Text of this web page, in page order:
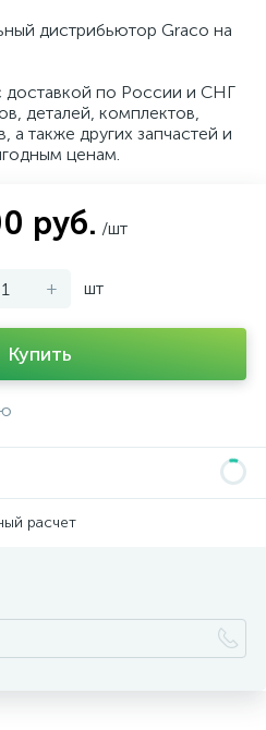
дистрибьютор Graco на
доставкой по России и СНГ
деталей, комплектов,
а также других запчастей и
ценам.
руб. /шт
+ шт
Купить
расчет